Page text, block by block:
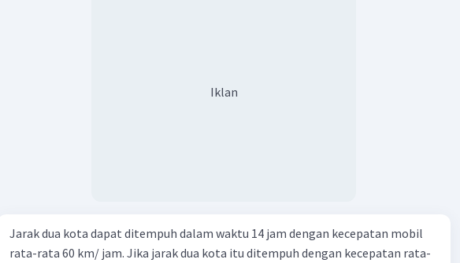
Iklan
Jarak dua kota dapat ditempuh dalam waktu 14 jam dengan kecepatan mobil
rata-rata 60 km/ jam. Jika jarak dua kota itu ditempuh dengan kecepatan rata-